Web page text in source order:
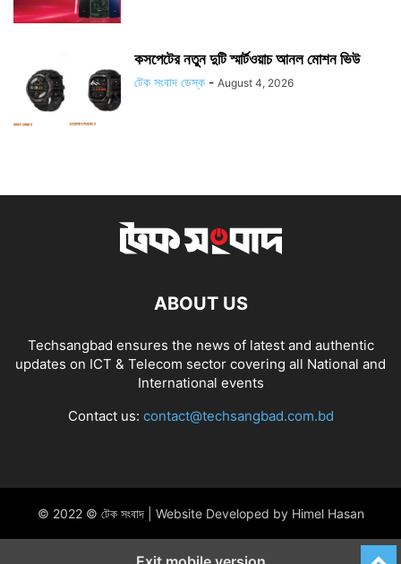
কসপেটের নতুন দুটি স্মার্টওয়াচ আনল মোশন ভিউ
টেক সংবাদ ডেস্ক - August 4, 2026
ABOUT US
Techsangbad ensures the news of latest and authentic
updates on ICT & Telecom sector covering all National and
International events
Contact us: contact@techsangbad.com.bd
© 2022 © টেক সংবাদ | Website Developed by Himel Hasan